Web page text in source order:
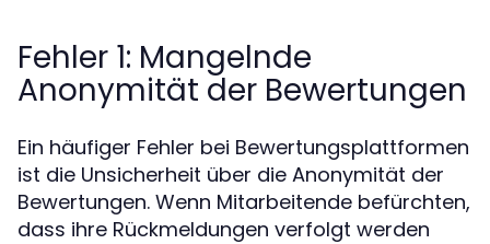
Fehler 1: Mangelnde
Anonymität der Bewertungen
Ein häufiger Fehler bei Bewertungsplattformen
ist die Unsicherheit über die Anonymität der
Bewertungen. Wenn Mitarbeitende befürchten,
dass ihre Rückmeldungen verfolgt werden